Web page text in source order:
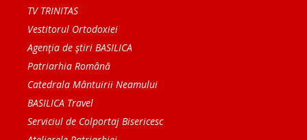
TV TRINITAS
Vestitorul Ortodoxiei
Agenţia de ştiri BASILICA
Patriarhia Română
Catedrala Mântuirii Neamului
BASILICA Travel
Serviciul de Colportaj Bisericesc